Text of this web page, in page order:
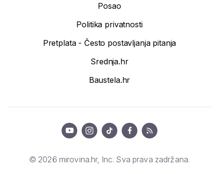
Posao
Politika privatnosti
Pretplata - Često postavljanja pitanja
Srednja.hr
Baustela.hr
© 2026 mirovina.hr, Inc. Sva prava zadržana.